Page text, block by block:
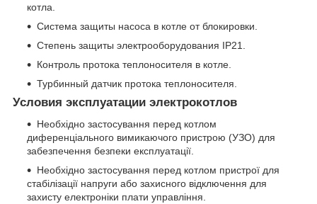
котла.
Система защиты насоса в котле от блокировки.
Степень защиты электрооборудования IP21.
Контроль протока теплоносителя в котле.
Турбинный датчик протока теплоносителя.
Условия эксплуатации электрокотлов
Необхідно застосування перед котлом
диференціального вимикаючого пристрою (УЗО) для
забезпечення безпеки експлуатації.
Необхідно застосування перед котлом пристрої для
стабілізації напруги або захисного відключення для
захисту електроніки плати управління.